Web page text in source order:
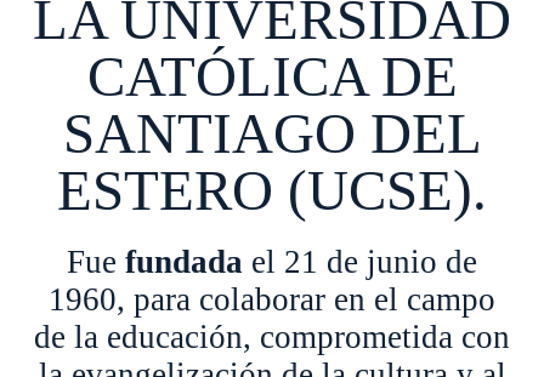
LA UNIVERSIDAD
CATÓLICA DE
SANTIAGO DEL
ESTERO (UCSE).
Fue fundada el 21 de junio de
1960, para colaborar en el campo
de la educación, comprometida con